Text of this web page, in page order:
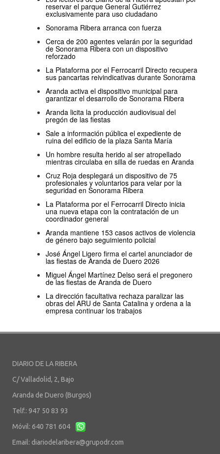
reservar el parque General Gutiérrez
exclusivamente para uso ciudadano
Sonorama Ribera arranca con fuerza
Cerca de 200 agentes velarán por la seguridad
de Sonorama Ribera con un dispositivo
reforzado
La Plataforma por el Ferrocarril Directo recupera
sus pancartas reivindicativas durante Sonorama
Aranda activa el dispositivo municipal para
garantizar el desarrollo de Sonorama Ribera
Aranda licita la producción audiovisual del
pregón de las fiestas
Sale a información pública el expediente de
ruina del edificio de la plaza Santa María
Un hombre resulta herido al ser atropellado
mientras circulaba en silla de ruedas en Aranda
Cruz Roja desplegará un dispositivo de 75
profesionales y voluntarios para velar por la
seguridad en Sonorama Ribera
La Plataforma por el Ferrocarril Directo inicia
una nueva etapa con la contratación de un
coordinador general
Aranda mantiene 153 casos activos de violencia
de género bajo seguimiento policial
José Ángel Ligero firma el cartel anunciador de
las fiestas de Aranda de Duero 2026
Miguel Ángel Martínez Delso será el pregonero
de las fiestas de Aranda de Duero
La dirección facultativa rechaza paralizar las
obras del ARU de Santa Catalina y ordena a la
empresa continuar los trabajos
DIARIO DE LA RIBERA
C/ Valladolid, 2, Bajo
Aranda de Duero (Burgos)
Telf.: 947 50 83 93
Móvil: 640 781 604
Email: diariodelaribera@grupodr.com